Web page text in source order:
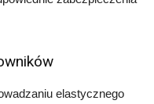
elastycznego